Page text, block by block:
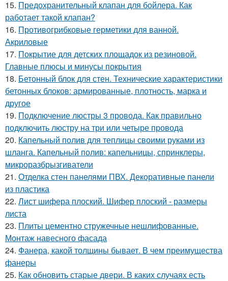
15. Предохранительный клапан для бойлера. Как
работает такой клапан?
16. Противогрибковые герметики для ванной.
Акриловые
17. Покрытие для детских площадок из резиновой.
Главные плюсы и минусы покрытия
18. Бетонный блок для стен. Технические характеристики
бетонных блоков: армированные, плотность, марка и
другое
19. Подключение люстры 3 провода. Как правильно
подключить люстру на три или четыре провода
20. Капельный полив для теплицы своими руками из
шланга. Капельный полив: капельницы, спринклеры,
микроразбрызгиватели
21. Отделка стен панелями ПВХ. Декоративные панели
из пластика
22. Лист шифера плоский. Шифер плоский - размеры
листа
23. Плиты цементно стружечные нешлифованные.
Монтаж навесного фасада
24. Фанера, какой толщины бывает. В чем преимущества
фанеры
25. Как обновить старые двери. В каких случаях есть